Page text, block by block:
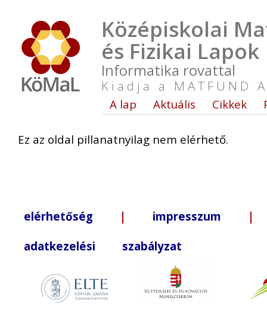
Középiskolai
és Fizikai Lapok
Informatika rovattal
Kiadja a MATFUND
A lap Aktuális Cikkek
Ez az oldal pillanatnyilag nem elérhető.
elérhetőség | impresszum |
adatkezelési szabályzat